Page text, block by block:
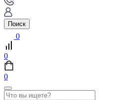
Поиск
0
0
0